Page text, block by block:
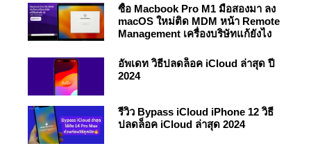
ซื้อ Macbook Pro M1 มือสองมา ลง
macOS ใหม่ติด MDM หน้า Remote
Management เครื่องบริษัทแก้ยังไง
อัพเดท วิธีปลดล็อค iCloud ล่าสุด ปี
2024
รีวิว Bypass iCloud iPhone 12 วิธี
ปลดล็อค iCloud ล่าสุด 2024